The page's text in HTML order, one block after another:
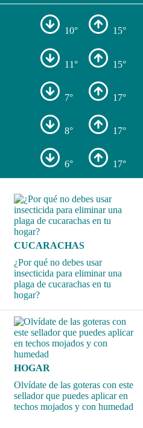
10° 15°
11° 15°
7° 17°
8° 17°
6° 17°
CUCARACHAS
¿Por qué no debes usar
insecticida para eliminar una
plaga de cucarachas en tu
hogar?
HOGAR
Olvídate de las goteras con este
sellador que puedes aplicar en
techos mojados y con humedad